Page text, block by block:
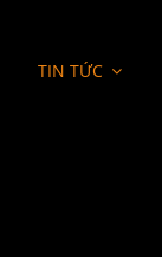
TIN TỨC